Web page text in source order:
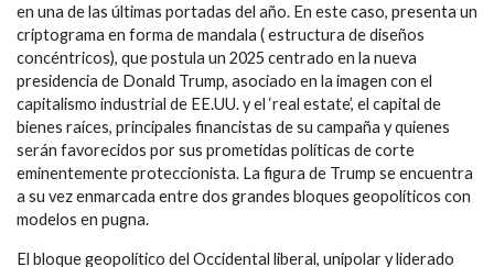
en una de las últimas portadas del año. En este caso, presenta un
criptograma en forma de mandala ( estructura de diseños
concéntricos), que postula un 2025 centrado en la nueva
presidencia de Donald Trump, asociado en la imagen con el
capitalismo industrial de EE.UU. y el ‘real estate’, el capital de
bienes raíces, principales financistas de su campaña y quienes
serán favorecidos por sus prometidas políticas de corte
eminentemente proteccionista. La figura de Trump se encuentra
a su vez enmarcada entre dos grandes bloques geopolíticos con
modelos en pugna.
El bloque geopolítico del Occidental liberal, unipolar y liderado